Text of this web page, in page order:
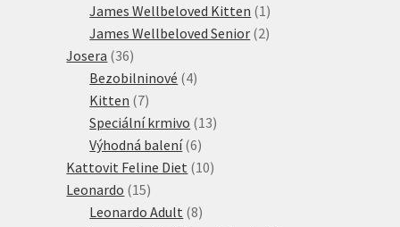
produktů
James Wellbeloved Kitten 1 1
produkt
James Wellbeloved Senior 22
Josera 3636
produktů
Bezobilninové 44
Kitten 77
produktů
Speciální krmivo 1313
Výhodná balení 66
produktů
Kattovit Feline Diet 1010
Leonardo 1515
produktů
Leonardo Adult 88